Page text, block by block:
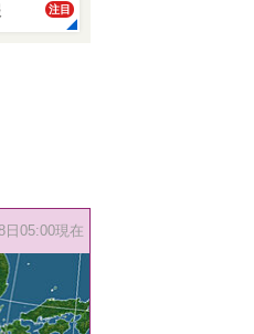
注目
日05:00現在